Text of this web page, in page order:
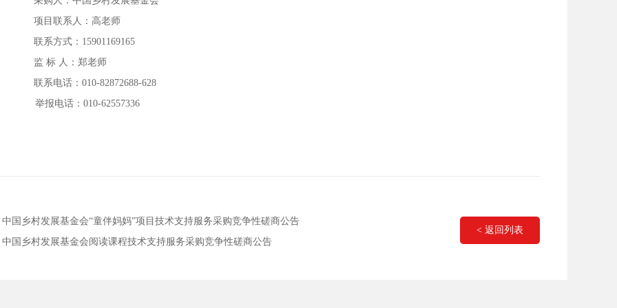
项目联系人：高老师
联系方式： 15901169165
监 标 人：郑老师
联系电话： 010-82872688-628
举报电话： 010-62557336
中国乡村发展基金会“童伴妈妈”项目技术支持服务采购竞争性磋商公告
中国乡村发展基金会阅读课程技术支持服务采购竞争性磋商公告
< 返回列表